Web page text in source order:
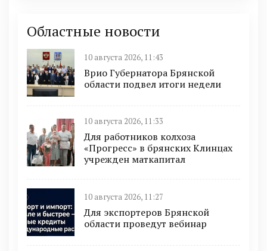
Областные новости
10 августа 2026, 11:43
Врио Губернатора Брянской
области подвел итоги недели
10 августа 2026, 11:33
Для работников колхоза
«Прогресс» в брянских Клинцах
учрежден маткапитал
10 августа 2026, 11:27
Для экспортеров Брянской
области проведут вебинар